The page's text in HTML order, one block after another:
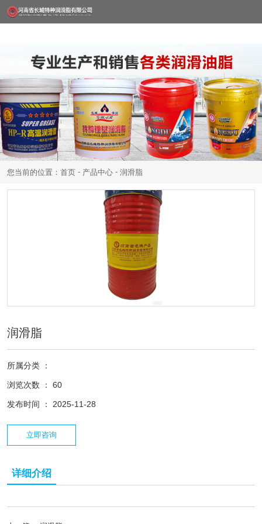
您当前的位置：首页 - 产品中心 - 润滑脂
润滑脂
所属分类 ：
浏览次数 ： 60
发布时间 ： 2025-11-28
立即咨询
详细介绍